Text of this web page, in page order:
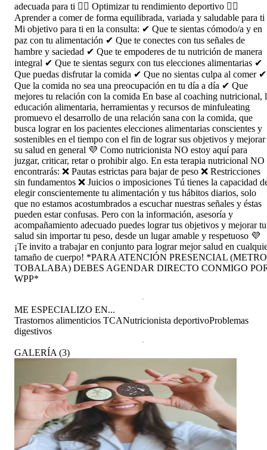
adecuada para ti 👉🏼 Optimizar tu rendimiento deportivo 👉🏼
Aprender a comer de forma equilibrada, variada y saludable para ti
Mi objetivo para ti en la consulta: ✔ Que te sientas cómodo/a y en
paz con tu alimentación ✔ Que te conectes con tus señales de
hambre y saciedad ✔ Que te empoderes de tu nutrición de manera
integral ✔ Que te sientas segurx con tus elecciones alimentarias ✔
Que puedas disfrutar la comida ✔ Que no sientas culpa al comer ✔
Que la comida no sea una preocupación en tu día a día ✔ Que
mejores tu relación con la comida En base al coaching nutricional,
educación alimentaria, herramientas y recursos de minfuleating
promuevo el desarrollo de una relación sana con la comida, que
busca lograr en los pacientes elecciones alimentarias conscientes y
sostenibles en el tiempo con el fin de lograr sus objetivos y mejorar
su salud en general 💜 Como nutricionista NO estoy aquí para
juzgar, criticar, retar o prohibir algo. En esta terapia nutricional NO
encontrarás: ❌ Pautas estrictas para bajar de peso ❌ Restricciones
sin fundamentos ❌ Juicios o imposiciones Tú tienes la capacidad
elegir conscientemente tu alimentación y tus hábitos diarios, solo
que no estamos acostumbrados a escuchar nuestras señales y éstas
pueden estar confusas. Pero con la información, asesoría y
acompañamiento adecuado puedes lograr tus objetivos y mejorar tu
salud sin importar tu peso, desde un lugar amable y respetuoso 💜
¡Te invito a trabajar en conjunto para lograr mejor salud en
tamaño de cuerpo! *PARA ATENCIÓN PRESENCIAL (METRO
TOBALABA) DEBES AGENDAR DIRECTO CONMIGO
WPP*
ME ESPECIALIZO EN...
Trastornos alimenticios TCANutricionista deportivoProblemas
digestivos
GALERÍA (3)